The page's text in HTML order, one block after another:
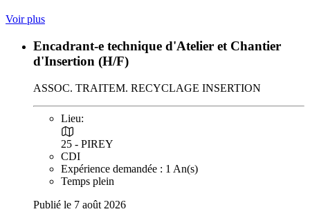
Voir plus
Encadrant-e technique d'Atelier et Chantier
d'Insertion (H/F)
ASSOC. TRAITEM. RECYCLAGE INSERTION
Lieu:
25 - PIREY
CDI
Expérience demandée : 1 An(s)
Temps plein
Publié le 7 août 2026